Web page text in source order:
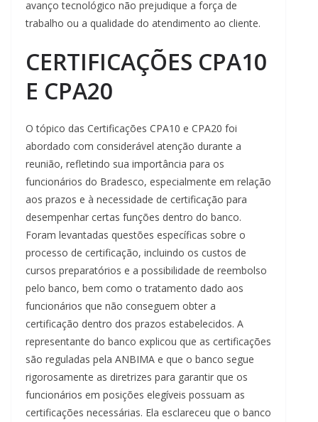
avanço tecnológico não prejudique a força de
trabalho ou a qualidade do atendimento ao cliente.
CERTIFICAÇÕES CPA10
E CPA20
O tópico das Certificações CPA10 e CPA20 foi
abordado com considerável atenção durante a
reunião, refletindo sua importância para os
funcionários do Bradesco, especialmente em relação
aos prazos e à necessidade de certificação para
desempenhar certas funções dentro do banco.
Foram levantadas questões específicas sobre o
processo de certificação, incluindo os custos de
cursos preparatórios e a possibilidade de reembolso
pelo banco, bem como o tratamento dado aos
funcionários que não conseguem obter a
certificação dentro dos prazos estabelecidos. A
representante do banco explicou que as certificações
são reguladas pela ANBIMA e que o banco segue
rigorosamente as diretrizes para garantir que os
funcionários em posições elegíveis possuam as
certificações necessárias. Ela esclareceu que o banco